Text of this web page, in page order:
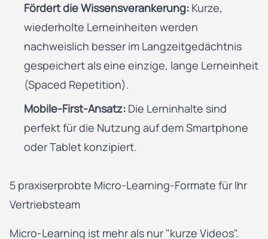
Fördert die Wissensverankerung: Kurze,
wiederholte Lerneinheiten werden
nachweislich besser im Langzeitgedächtnis
gespeichert als eine einzige, lange Lerneinheit
(Spaced Repetition).
Mobile-First-Ansatz: Die Lerninhalte sind
perfekt für die Nutzung auf dem Smartphone
oder Tablet konzipiert.
5 praxiserprobte Micro-Learning-Formate für Ihr
Vertriebsteam
Micro-Learning ist mehr als nur "kurze Videos".